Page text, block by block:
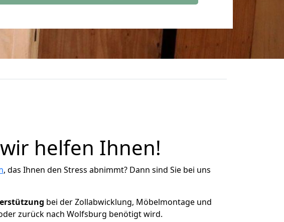
helfen Ihnen!
, das Ihnen den Stress abnimmt? Dann sind Sie bei uns
bei der Zollabwicklung, Möbelmontage und
zurück nach Wolfsburg benötigt wird.